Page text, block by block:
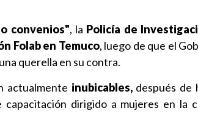
convenios", la Policía de
Folab en Temuco, luego de que el
querella en su contra.
actualmente inubicables,después de
dirigido a mujeres en la